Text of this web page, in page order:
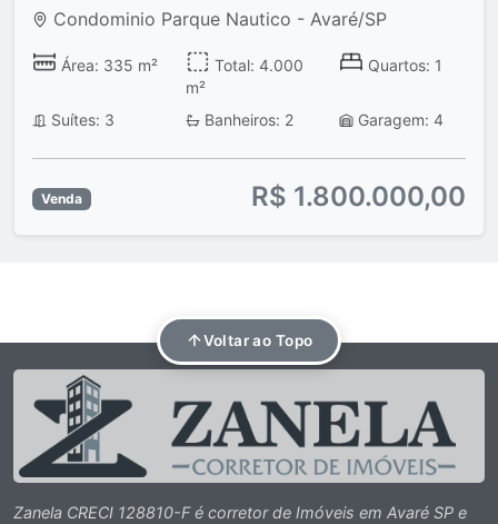
Condominio Parque Nautico - Avaré/SP
Área: 335 m²
Total: 4.000
m²
Quartos: 1
Suítes: 3 Banheiros: 2 Garagem: 4
Venda R$ 1.800.000,00
Voltar ao Topo
Zanela CRECI 128810-F é corretor de Imóveis em Avaré SP e